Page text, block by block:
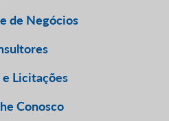
de Negócios
e Licitações
Conosco